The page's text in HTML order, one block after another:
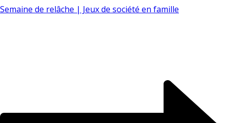
Semaine de relâche | Jeux de société en famille